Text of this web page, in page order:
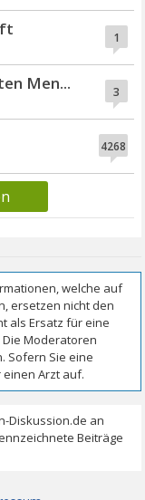
1
3
Men...
4268